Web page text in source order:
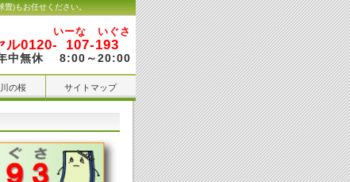
)もお任せください。
ル0120- 107-193
いーな いぐさ
中無休 8:00～20:00
の桜 サイトマップ